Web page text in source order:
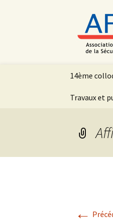
Aller
contenu
14ème
Travaux et
←